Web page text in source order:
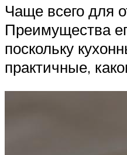
Чаще всего для
Преимущества
поскольку
практичные,